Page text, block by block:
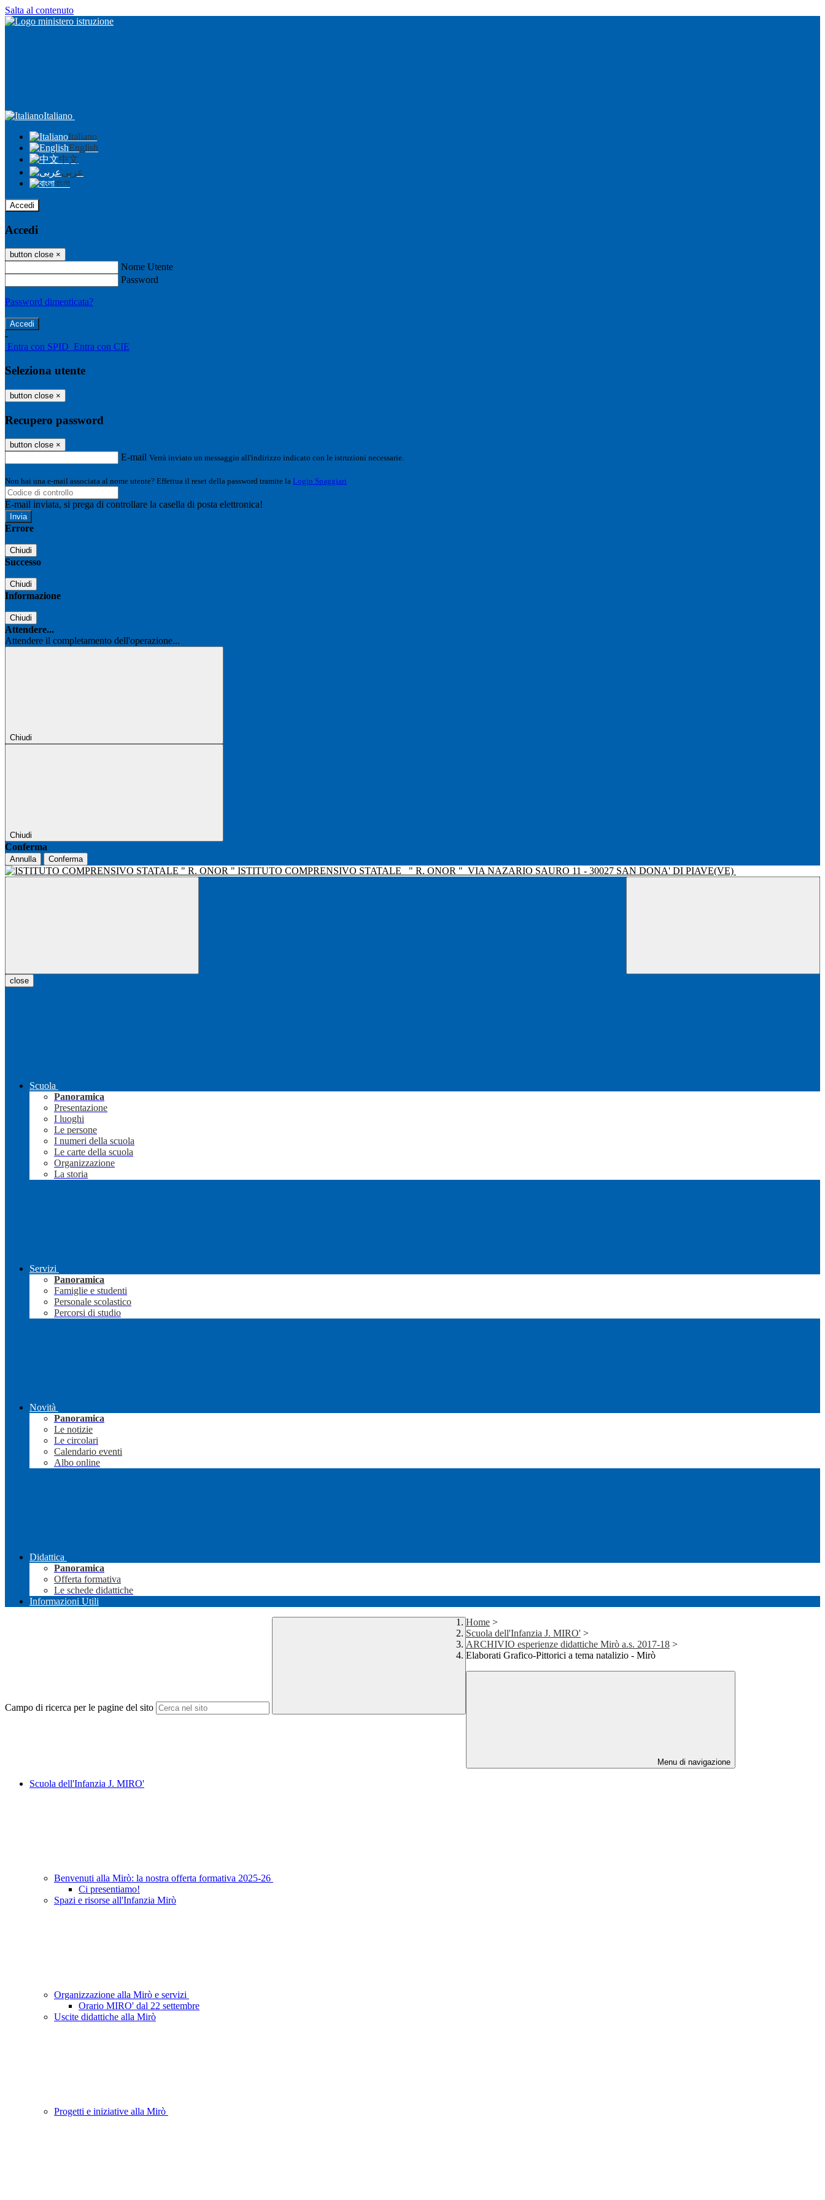
Salta al contenuto
Italiano
Italiano
English
中文
عربى
বাংলা
Accedi
Accedi
button close ×
Nome Utente
Password
Password dimenticata?
-
Entra con SPID Entra con CIE
Seleziona utente
button close ×
Recupero password
button close ×
E-mail Verrà inviato un messaggio all'indirizzo indicato con le istruzioni necessarie.
Non hai una e-mail associata al nome utente? Effettua il reset della password tramite la Login Spaggiari
E-mail inviata, si prega di controllare la casella di posta elettronica!
Errore
Chiudi
Successo
Chiudi
Informazione
Chiudi
Attendere...
Attendere il completamento dell'operazione...
Chiudi
Chiudi
Conferma
Annulla Conferma
ISTITUTO COMPRENSIVO STATALE " R. ONOR " VIA NAZARIO SAURO 11 - 30027 SAN DONA' DI PIAVE(VE)
close
Scuola
Panoramica
Presentazione
I luoghi
Le persone
I numeri della scuola
Le carte della scuola
Organizzazione
La storia
Servizi
Panoramica
Famiglie e studenti
Personale scolastico
Percorsi di studio
Novità
Panoramica
Le notizie
Le circolari
Calendario eventi
Albo online
Didattica
Panoramica
Offerta formativa
Le schede didattiche
Informazioni Utili
Campo di ricerca per le pagine del sito
Home >
Scuola dell'Infanzia J. MIRO' >
ARCHIVIO esperienze didattiche Mirò a.s. 2017-18 >
Elaborati Grafico-Pittorici a tema natalizio - Mirò
Menu di navigazione
Scuola dell'Infanzia J. MIRO'
Benvenuti alla Mirò: la nostra offerta formativa 2025-26
Ci presentiamo!
Spazi e risorse all'Infanzia Mirò
Organizzazione alla Mirò e servizi
Orario MIRO' dal 22 settembre
Uscite didattiche alla Mirò
Progetti e iniziative alla Mirò